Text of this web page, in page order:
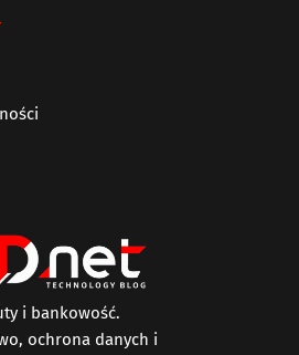
i bankowość.
ochrona danych i